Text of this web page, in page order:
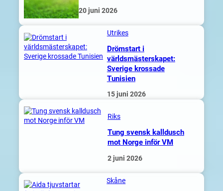
20 juni 2026
Utrikes
Drömstart i
världsmästerskapet:
Sverige krossade
Tunisien
15 juni 2026
Riks
Tung svensk kalldusch
mot Norge inför VM
2 juni 2026
Skåne